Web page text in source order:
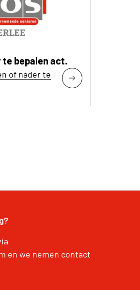
te bepalen act.
of nader te
en we nemen contact